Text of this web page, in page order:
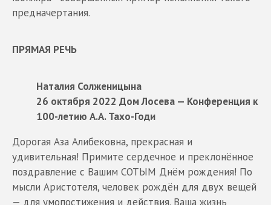
предначертания.
ПРЯМАЯ РЕЧЬ
Наталия Солженицына
26 октября 2022 Дом Лосева — Конференция к
100-летию А.А. Тахо-Годи
Дорогая Аза Алибековна, прекрасная и
удивительная! Примите сердечное и преклонённое
поздравление с Вашим СОТЫМ Днём рождения! По
мысли Аристотеля, человек рождён для двух вещей
— для умопостижения и действия. Ваша жизнь